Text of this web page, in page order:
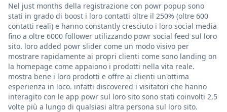
Nel just months della registrazione con powr popup sono
stati in grado di boost i loro contatti oltre il 250% (oltre 600
contatti reali) e hanno constantly cresciuto i loro social media
fino a oltre 6000 follower utilizzando powr social feed sul loro
sito. loro added powr slider come un modo visivo per
mostrare rapidamente ai propri clienti come sono landing on
la homepage come appaiono i prodotti nella vita reale.
mostra bene i loro prodotti e offre ai clienti un'ottima
esperienza in loco. infatti discovered i visitatori che hanno
interagito con le app powr sul loro sito sono stati coinvolti 2,5
volte più a lungo di qualsiasi altra persona sul loro sito.